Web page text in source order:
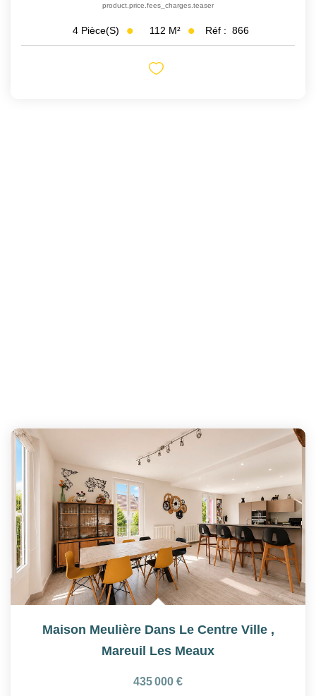
product.price.fees_charges.teaser
4 Pièce(s) 112 M² Réf : 866
Maison Meulière Dans Le Centre Ville ,
Mareuil Les Meaux
435 000 €